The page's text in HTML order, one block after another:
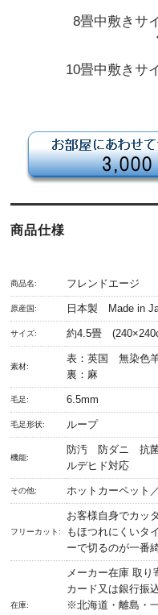
8畳中敷きサ
10畳中敷きサ
商品仕様
商品名: フレンドエージ
原産国: 日本製 Made in
サイズ: 約4.5畳
素材:
表：英国 無染色
裏：麻
毛足: 6.5mm
毛足形状: ループ
機能:
防汚 防ダニ 抗
ルデヒド対応
その他: ホットカーペット
フリーカット:
お客様自身でカッ
もほつれにくいタ
ーで切るのが一番
在庫:
メーカー在庫 取り
カード又は銀行振
※北海道・離島・